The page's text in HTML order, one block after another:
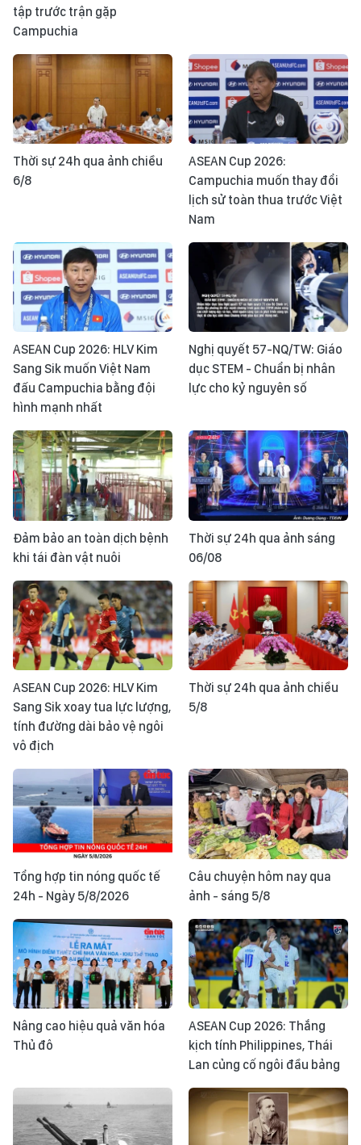
tập trước trận gặp
Campuchia
Thời sự 24h qua ảnh chiều
6/8
ASEAN Cup 2026:
Campuchia muốn thay đổi
lịch sử toàn thua trước Việt
Nam
ASEAN Cup 2026: HLV Kim
Sang Sik muốn Việt Nam
đấu Campuchia bằng đội
hình mạnh nhất
Nghị quyết 57-NQ/TW: Giáo
dục STEM - Chuẩn bị nhân
lực cho kỷ nguyên số
Đảm bảo an toàn dịch bệnh
khi tái đàn vật nuôi
Thời sự 24h qua ảnh sáng
06/08
ASEAN Cup 2026: HLV Kim
Sang Sik xoay tua lực lượng,
tính đường dài bảo vệ ngôi
vô địch
Thời sự 24h qua ảnh chiều
5/8
Tổng hợp tin nóng quốc tế
24h - Ngày 5/8/2026
Câu chuyện hôm nay qua
ảnh - sáng 5/8
Nâng cao hiệu quả văn hóa
Thủ đô
ASEAN Cup 2026: Thắng
kịch tính Philippines, Thái
Lan củng cố ngôi đầu bảng